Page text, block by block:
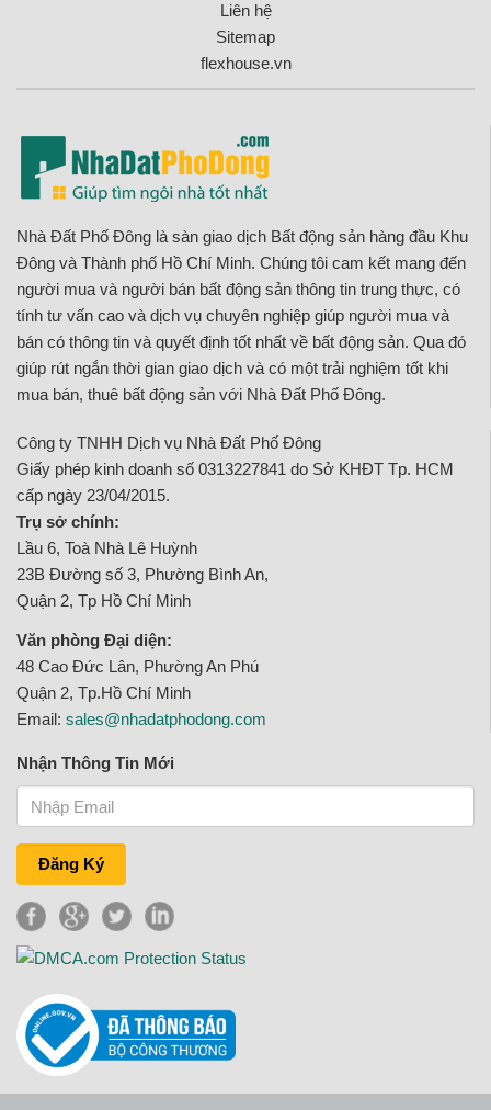
Liên hệ
Sitemap
flexhouse.vn
Nhà Đất Phố Đông là sàn giao dịch Bất động sản hàng đầu Khu
Đông và Thành phố Hồ Chí Minh. Chúng tôi cam kết mang đến
người mua và người bán bất động sản thông tin trung thực, có
tính tư vấn cao và dịch vụ chuyên nghiệp giúp người mua và
bán có thông tin và quyết định tốt nhất về bất động sản. Qua đó
giúp rút ngắn thời gian giao dịch và có một trải nghiệm tốt khi
mua bán, thuê bất động sản với Nhà Đất Phố Đông.
Công ty TNHH Dịch vụ Nhà Đất Phố Đông
Giấy phép kinh doanh số 0313227841 do Sở KHĐT Tp. HCM
cấp ngày 23/04/2015.
Trụ sở chính:
Lầu 6, Toà Nhà Lê Huỳnh
23B Đường số 3, Phường Bình An,
Quận 2, Tp Hồ Chí Minh
Văn phòng Đại diện:
48 Cao Đức Lân, Phường An Phú
Quận 2, Tp.Hồ Chí Minh
Email: sales@nhadatphodong.com
Nhận Thông Tin Mới
Đăng Ký